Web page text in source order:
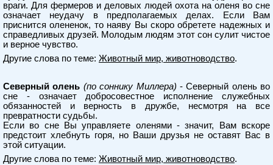
враги. Для фермеров и деловых людей охота на оленя во сне
означает неудачу в предполагаемых делах. Если Вам
приснится олененок, то наяву Вы скоро обретете надежных и
справедливых друзей. Молодым людям этот сон сулит чистое
и верное чувство.
Другие слова по теме: Животный мир, животноводство.
Северный олень (по соннику Миллера) - Северный олень во
сне - означает добросовестное исполнение служебных
обязанностей и верность в дружбе, несмотря на все
превратности судьбы.
Если во сне Вы управляете оленями - значит, Вам вскоре
предстоит хлебнуть горя, но Ваши друзья не оставят Вас в
этой ситуации.
Другие слова по теме: Животный мир, животноводство.